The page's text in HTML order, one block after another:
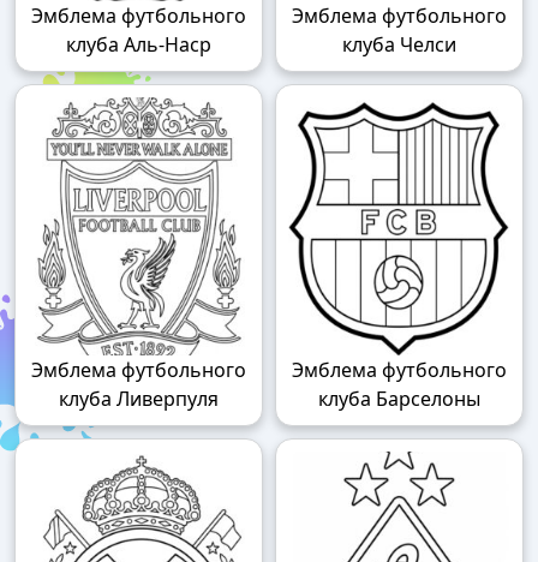
Эмблема футбольного
клуба Аль-Наср
Эмблема футбольного
клуба Челси
Эмблема футбольного
клуба Ливерпуля
Эмблема футбольного
клуба Барселоны